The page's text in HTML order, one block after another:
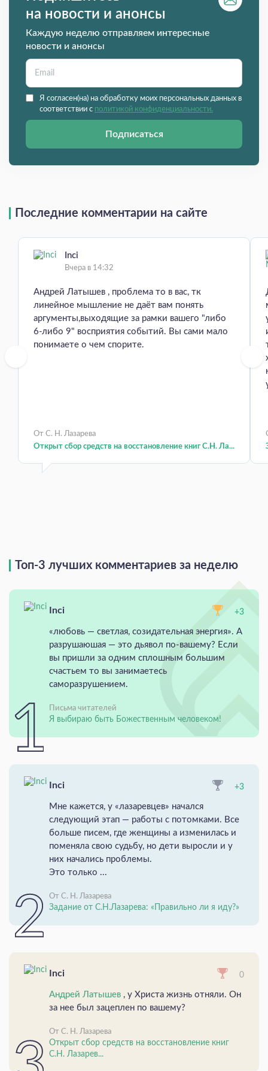
на новости и анонсы
Каждую неделю отправляем интересные
новости и анонсы
Я согласен(на) на обработку моих персональных данных в
соответствии с политикой конфиденциальности.
Подписаться
Последние комментарии на сайте
Inci
Вчера в 14:32
Андрей Латышев , проблема то в вас, тк
линейное мышление не даёт вам понять
аргументы,выходящие за рамки вашего "либо
6-либо 9" восприятия событий. Вы сами мало
понимаете о чем спорите.
От С. Н. Лазарева
Открыт сбор средств на восстановление книг С.Н. Ла...
Топ-3 лучших комментариев за неделю
Inci +3
«любовь — светлая, созидательная энергия». А
разрушаюшая — это дьявол по-вашему? Если
вы пришли за одним сплошным большим
счастьем то вы занимаетесь
саморазрушением.
Письма читателей
Я выбираю быть Божественным человеком!
Inci +3
Мне кажется, у «лазаревцев» начался
следующий этап — работы с потомками. Все
больше писем, где женщины а изменилась и
поменяла свою судьбу, но дети выросли и у
них начались проблемы.
Это только ...
От С. Н. Лазарева
Задание от С.Н.Лазарева: «Правильно ли я иду?»
Inci 0
Андрей Латышев , у Христа жизнь отняли. Он
за нее был зацеплен по вашему?
От С. Н. Лазарева
Открыт сбор средств на восстановление книг
С.Н. Лазарев...